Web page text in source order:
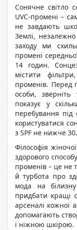
Сонячне світло
UVC-промені –
не завдають
Землі,
заходу ми
промені
14 годин.
містити
променів. Перед
особи,
показує у
перебування
користуватися
з SPF не нижче 30.
Філософія
здорового
променів – це не
й турбота про
мода на
придбати кращі
арсеналі кожної
допомагають
і ніжною шкірою.